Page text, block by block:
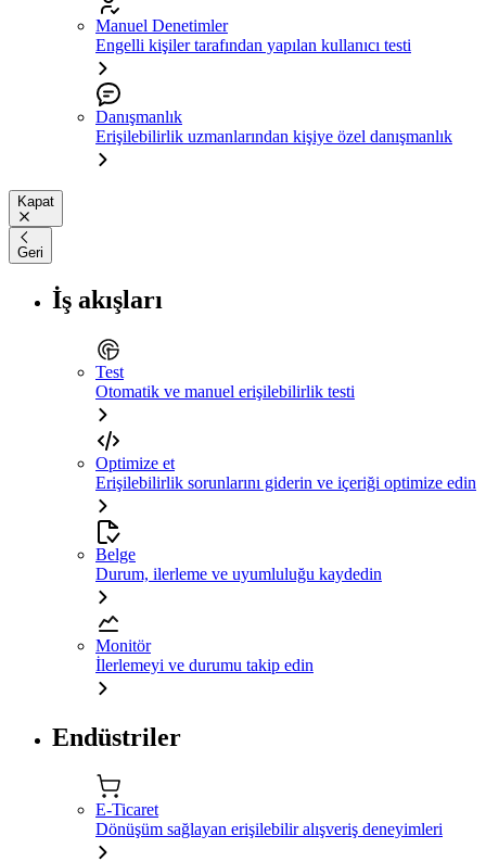
Manuel Denetimler
Engelli kişiler tarafından yapılan kullanıcı testi
Danışmanlık
Erişilebilirlik uzmanlarından kişiye özel danışmanlık
Kapat
Geri
İş akışları
Test
Otomatik ve manuel erişilebilirlik testi
Optimize et
Erişilebilirlik sorunlarını giderin ve içeriği optimize edin
Belge
Durum, ilerleme ve uyumluluğu kaydedin
Monitör
İlerlemeyi ve durumu takip edin
Endüstriler
E-Ticaret
Dönüşüm sağlayan erişilebilir alışveriş deneyimleri